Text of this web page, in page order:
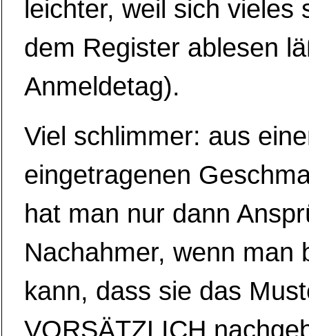
leichter, weil sich vieles
dem Register ablesen
Anmeldetag).
Viel schlimmer: aus
eingetragenen
hat man nur dann
Nachahmer, wenn man
kann, dass sie das
VORSÄTZLICH